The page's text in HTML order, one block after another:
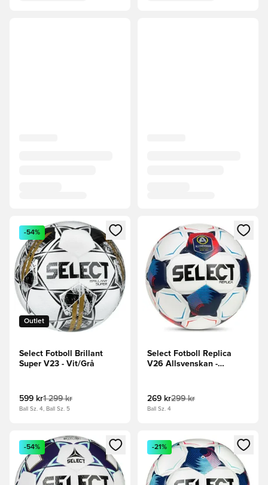
Öppnar en Modal för att logga in eller registrera dig som
Outlet
-54%
Select Fotboll Brillant
Super V23 - Vit/Grå
599 kr1 299 kr
Ball Sz. 4, Ball Sz. 5
Öppnar en Modal för att
Select Fotboll Replica
V26 Allsvenskan -
269 kr299 kr
Ball Sz. 4
Öppnar en Modal för att logga in eller registrera dig som
-54%
Öppnar en Modal för att
-21%